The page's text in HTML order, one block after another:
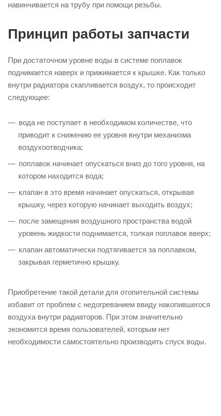
навинчивается на трубу при помощи резьбы.
Принцип работы запчасти
При достаточном уровне воды в системе поплавок
поднимается наверх и прижимается к крышке. Как только
внутри радиатора скапливается воздух, то происходит
следующее:
вода не поступает в необходимом количестве, что
приводит к снижению ее уровня внутри механизма
воздухоотводчика;
поплавок начинает опускаться вниз до того уровня, на
котором находится вода;
клапан в это время начинает опускаться, открывая
крышку, через которую начинает выходить воздух;
после замещения воздушного пространства водой
уровень жидкости поднимается, толкая поплавок вверх;
клапан автоматически подтягивается за поплавком,
закрывая герметично крышку.
Приобретение такой детали для отопительной системы
избавит от проблем с недогреванием ввиду накопившегося
воздуха внутри радиаторов. При этом значительно
экономится время пользователей, которым нет
необходимости самостоятельно производить спуск воды.